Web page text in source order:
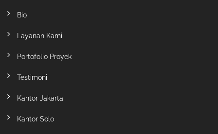
Bio
Layanan Kami
Portofolio Proyek
Testimoni
Kantor Jakarta
Kantor Solo